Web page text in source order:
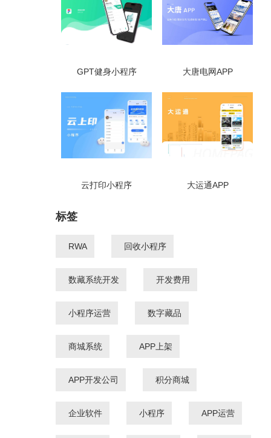
GPT健身小程序 大唐电网APP
云打印小程序 大运通APP
标签
RWA 回收小程序
数藏系统开发 开发费用
小程序运营 数字藏品
商城系统 APP上架
APP开发公司 积分商城
企业软件 小程序 APP运营